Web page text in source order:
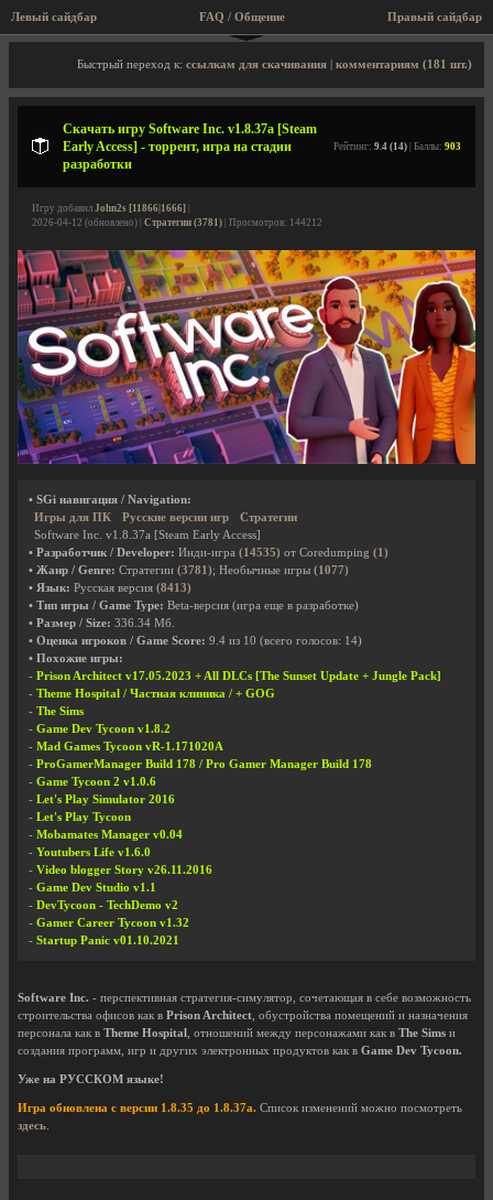
Левый сайдбар FAQ / Общение
Описание игры, торрент, скриншоты, видео
Быстрый переход к: ссылкам для скачивания комментариям (181 шт.)
Скачать игру Software Inc. v1.8.37a [Steam
Early Access] - торрент, игра на стадии
разработки
Рейтинг: 9.4 (14) | Баллы: 903
Игру добавил John2s [11866|1666]
2026-04-12 (обновлено) | Стратегии (3781) | Просмотров: 144212
• SGi навигация / Navigation:
Игры для ПК
Русские версии игр
Стратегии
Software Inc. v1.8.37a [Steam Early Access]
• Разработчик / Developer: Инди-игра (14535) от Coredumping (1)
• Жанр / Genre: Стратегии (3781); Необычные игры (1077)
• Язык: Русская версия (8413)
• Тип игры / Game Type: Beta-версия (игра еще в разработке)
• Размер / Size: 336.34 Мб.
• Оценка игроков / Game Score: 9.4 из 10 (всего голосов: 14)
• Похожие игры:
- Prison Architect v17.05.2023 + All DLCs [The Sunset Update + Jungle Pack]
- Theme Hospital / Частная клиника / + GOG
- The Sims
- Game Dev Tycoon v1.8.2
- Mad Games Tycoon vR-1.171020A
- ProGamerManager Build 178 / Pro Gamer Manager Build 178
- Game Tycoon 2 v1.0.6
- Let's Play Simulator 2016
- Let's Play Tycoon
- Mobamates Manager v0.04
- Youtubers Life v1.6.0
- Video blogger Story v26.11.2016
- Game Dev Studio v1.1
- DevTycoon - TechDemo v2
- Gamer Career Tycoon v1.32
- Startup Panic v01.10.2021
Software Inc. - перспективная стратегия-симулятор, сочетающая в себе возможность
строительства офисов как в Prison Architect, обустройства помещений и назначения
персонала как в Theme Hospital, отношений между персонажами как в The Sims и
создания программ, игр и других электронных продуктов как в Game Dev Tycoon.
Уже на РУССКОМ языке!
Игра обновлена с версии 1.8.35 до 1.8.37a. Список изменений можно посмотреть
здесь.